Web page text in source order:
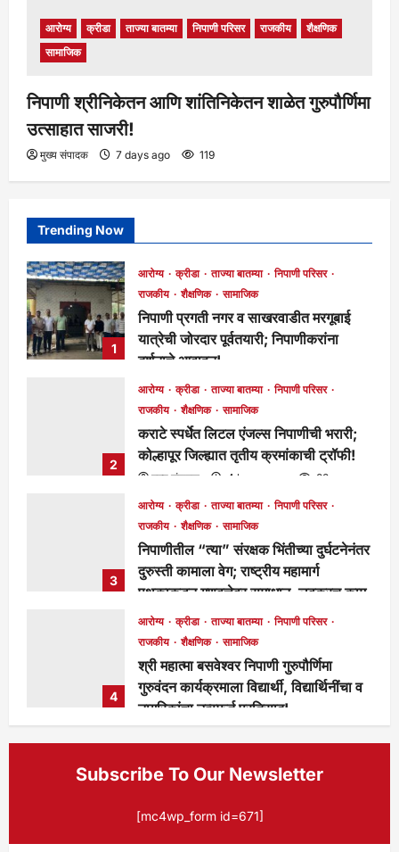
आरोग्य क्रीडा ताज्या बातम्या निपाणी परिसर राजकीय
शैक्षणिक
सामाजिक
निपाणी श्रीनिकेतन आणि शांतिनिकेतन शाळेत गुरुपौर्णिमा
उत्साहात साजरी!
मुख्य संपादक 7 days ago 119
Trending Now
1
आरोग्य क्रीडा ताज्या बातम्या
निपाणी परिसर
राजकीय
शैक्षणिक सामाजिक
निपाणी प्रगती नगर व साखरवाडीत मरगूबाई
यात्रेची जोरदार पूर्वतयारी; निपाणीकरांना
दर्शनाचे आवाहन!
मुख्य संपादक 3 hours ago 62
2
आरोग्य क्रीडा ताज्या बातम्या
निपाणी परिसर
राजकीय
शैक्षणिक सामाजिक
कराटे स्पर्धेत लिटल एंजल्स निपाणीची भरारी;
कोल्हापूर जिल्ह्यात तृतीय क्रमांकाची ट्रॉफी!
मुख्य संपादक 4 hours ago 83
3
आरोग्य क्रीडा ताज्या बातम्या
निपाणी परिसर
राजकीय
शैक्षणिक सामाजिक
निपाणीतील “त्या” संरक्षक भिंतीच्या दुर्घटनेनंतर
दुरुस्ती कामाला वेग; राष्ट्रीय महामार्ग
पथकाकडून गुणवत्तेवर समाधान, लवकरच काम
पूर्ण होणार!
मुख्य संपादक 1 day ago
4
आरोग्य क्रीडा ताज्या बातम्या
निपाणी परिसर
राजकीय
शैक्षणिक सामाजिक
श्री महात्मा बसवेश्वर निपाणी गुरुपौर्णिमा
गुरुवंदन कार्यक्रमाला विद्यार्थी, विद्यार्थिनींचा व
नागरिकांचा उत्स्फूर्त प्रतिसाद!
Subscribe To Our Newsletter
[mc4wp_form id=671]